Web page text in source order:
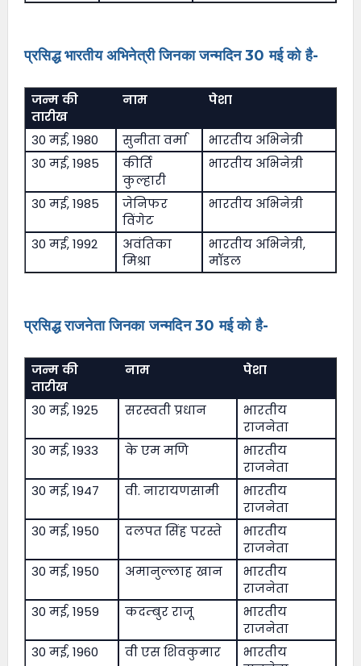
प्रसिद्ध भारतीय अभिनेत्री जिनका जन्मदिन 30 मई को है-
जन्म की
तारीख
नाम पेशा
30 मई, 1980 सुनीता वर्मा
भारतीय अभिनेत्री
30 मई, 1985
कीर्ति
कुल्हारी
भारतीय अभिनेत्री
30 मई, 1985
जेनिफर
विंगेट
भारतीय अभिनेत्री
30 मई, 1992
अवंतिका
मिश्रा
भारतीय अभिनेत्री,
मॉडल
प्रसिद्ध राजनेता जिनका जन्मदिन 30 मई को है-
जन्म की
तारीख
नाम पेशा
30 मई, 1925 सरस्वती प्रधान
भारतीय
राजनेता
30 मई, 1933
के एम मणि
भारतीय
राजनेता
30 मई, 1947
वी. नारायणसामी
भारतीय
राजनेता
30 मई, 1950
दलपत सिंह परस्ते
भारतीय
राजनेता
30 मई, 1950
अमानुल्लाह खान
भारतीय
राजनेता
30 मई, 1959
कदम्बुर राजू
भारतीय
राजनेता
30 मई, 1960
वी एस शिवकुमार
भारतीय